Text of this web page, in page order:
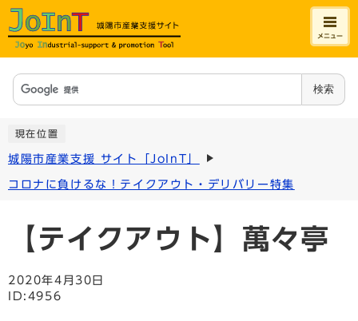
メニュー
検索
現在位置
城陽市産業支援 サイト「JoInT」
コロナに負けるな！テイクアウト・デリバリー特集
【テイクアウト】萬々亭
2020年4月30日
ID:4956